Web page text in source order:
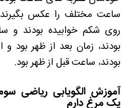
ساعت مختلف را عکس بگیرند
روی شکم خوابیده بودند و
بودند، زمان بعد از ظهر بود و
بودند، ساعت قبل از ظهر بود.
آموزش الگویابی ریاضی
یک مرغ دارم